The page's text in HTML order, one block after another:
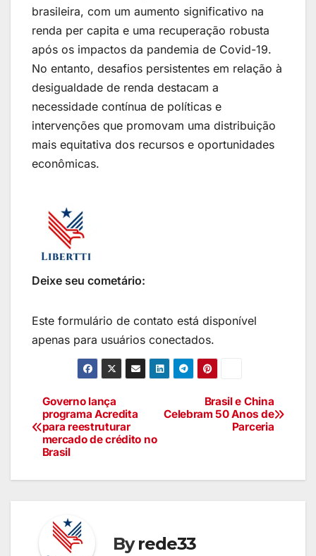
brasileira, com um aumento significativo na
renda per capita e uma recuperação robusta
após os impactos da pandemia de Covid-19.
No entanto, desafios persistentes em relação à
desigualdade de renda destacam a
necessidade contínua de políticas e
intervenções que promovam uma distribuição
mais equitativa dos recursos e oportunidades
econômicas.
Deixe seu cometário:
Este formulário de contato está disponível
apenas para usuários conectados.
Brasil e China
Celebram 50 Anos de
Parceria
Governo lança
programa Acredita
para reestruturar
mercado de crédito no
Brasil
Byrede33